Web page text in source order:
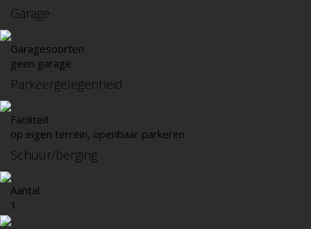
Garage
Garagesoorten
geen garage
Parkeergelegenheid
Faciliteit
op eigen terrein, openbaar parkeren
Schuur/berging
Aantal
1